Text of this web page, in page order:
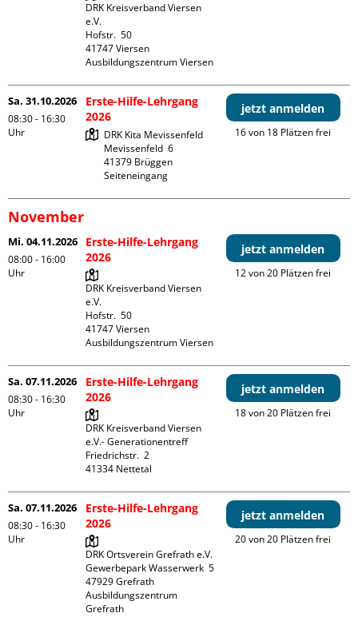
DRK Kreisverband Viersen
e.V.
Hofstr.  50
41747 Viersen
Ausbildungszentrum Viersen
Sa. 31.10.2026
08:30 - 16:30
Uhr
Erste-Hilfe-Lehrgang
2026
DRK Kita Mevissenfeld
Mevissenfeld  6
41379 Brüggen
Seiteneingang
jetzt anmelden
16 von 18 Plätzen frei
November
Mi. 04.11.2026
08:00 - 16:00
Uhr
Erste-Hilfe-Lehrgang
2026
DRK Kreisverband Viersen
e.V.
Hofstr.  50
41747 Viersen
Ausbildungszentrum Viersen
jetzt anmelden
12 von 20 Plätzen frei
Sa. 07.11.2026
08:30 - 16:30
Uhr
Erste-Hilfe-Lehrgang
2026
DRK Kreisverband Viersen
e.V.- Generationentreff
Friedrichstr.  2
jetzt anmelden
18 von 20 Plätzen frei
Sa. 07.11.2026
08:30 - 16:30
Uhr
Erste-Hilfe-Lehrgang
2026
DRK Ortsverein Grefrath e.V.
Gewerbepark Wasserwerk  5
47929 Grefrath
Ausbildungszentrum
Grefrath
jetzt anmelden
20 von 20 Plätzen frei